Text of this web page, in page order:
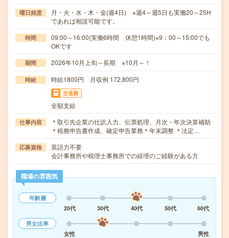
曜日頻度
月・火・水・木・金(週4日) ※週4～週5日も実働20～25H
であれば相談可能です。
時間
09:00～16:00(実働6時間 休憩1時間)※9：00～15:00でも
OKです
期間 2026年10月上旬～長期 ※10月～！
時給 時給1800円 月収例 172,800円
交通費
全額支給
仕事内容
＊取引先企業の仕訳入力、伝票処理、月次・年次決算補助
＊税務申告書作成、確定申告業務＊年末調整 ＊法定…
応募資格
英語力不要
会計事務所や税理士事務所での経理のご経験がある方
職場の雰囲気
年齢層
20代
30代 40代 50代
60代
男女比率
女性
男性